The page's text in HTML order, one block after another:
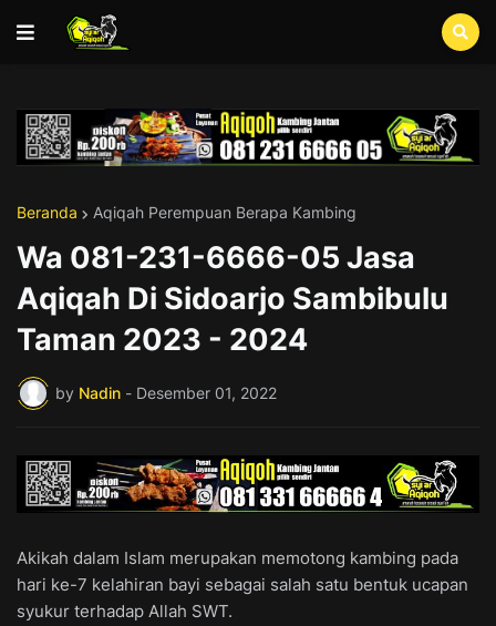
Beranda Aqiqah Perempuan Berapa Kambing
Wa 081-231-6666-05 Jasa
Aqiqah Di Sidoarjo Sambibulu
Taman 2023 - 2024
by Nadin - Desember 01, 2022
Akikah dalam Islam merupakan memotong kambing pada
hari ke-7 kelahiran bayi sebagai salah satu bentuk ucapan
syukur terhadap Allah SWT.